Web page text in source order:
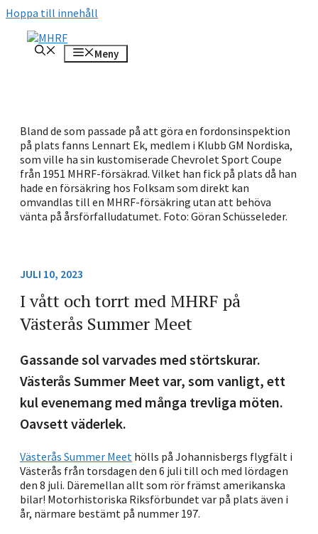
Hoppa till innehåll
Meny
Bland de som passade på att göra en fordonsinspektion
på plats fanns Lennart Ek, medlem i Klubb GM Nordiska,
som ville ha sin kustomiserade Chevrolet Sport Coupe
från 1951 MHRF-försäkrad. Vilket han fick på plats då han
hade en försäkring hos Folksam som direkt kan
omvandlas till en MHRF-försäkring utan att behöva
vänta på årsförfalludatumet. Foto: Göran Schüsseleder.
JULI 10, 2023
I vått och torrt med MHRF på
Västerås Summer Meet
Gassande sol varvades med störtskurar.
Västerås Summer Meet var, som vanligt, ett
kul evenemang med många trevliga möten.
Oavsett väderlek.
Västerås Summer Meet hölls på Johannisbergs flygfält i
Västerås från torsdagen den 6 juli till och med lördagen
den 8 juli. Däremellan allt som rör främst amerikanska
bilar! Motorhistoriska Riksförbundet var på plats även i
år, närmare bestämt på nummer 197.